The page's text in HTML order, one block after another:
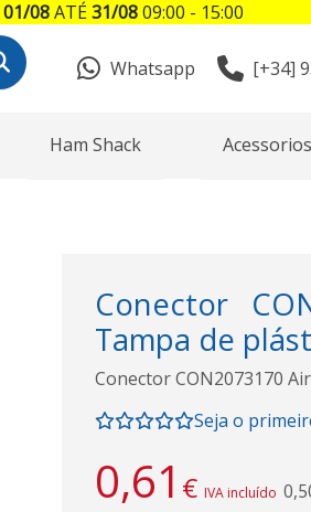
Whatsapp [+34]
Ham Shack Acessorios
Conector
Tampa de
Conector CON2073170
Seja o
0,61 € IVA incluído
01/08ATÉ31/0809:00 - 15:00